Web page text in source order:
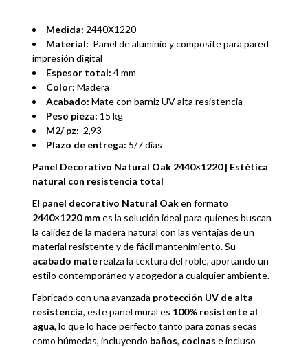
Medida: 2440X1220
Material: Panel de aluminio y composite para pared
impresión digital
Espesor total: 4 mm
Color: Madera
Acabado: Mate con barniz UV alta resistencia
Peso pieza: 15 kg
M2/ pz: 2,93
Plazo de entrega: 5/7 dias
Panel Decorativo Natural Oak 2440×1220 | Estética
natural con resistencia total
El panel decorativo Natural Oaken formato
2440×1220 mmes la solución ideal para quienes buscan
la calidez de la madera natural con las ventajas de un
material resistente y de fácil mantenimiento. Su
acabado materealza la textura del roble, aportando un
estilo contemporáneo y acogedor a cualquier ambiente.
Fabricado con una avanzada protección UV de alta
resistencia, este panel mural es 100% resistente al
agua, lo que lo hace perfecto tanto para zonas secas
como húmedas, incluyendo baños, cocinas e incluso